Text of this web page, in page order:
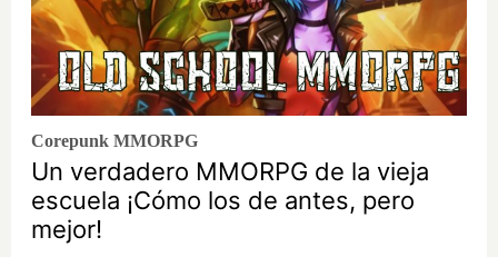
Corepunk MMORPG
Un verdadero MMORPG de la vieja
escuela ¡Cómo los de antes, pero
mejor!